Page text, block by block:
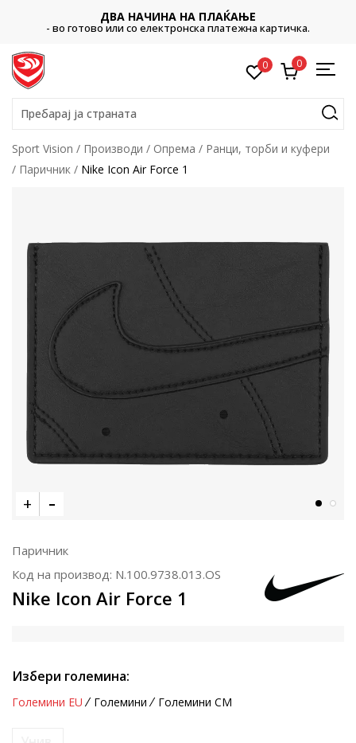
ДВА НАЧИНА НА ПЛАЌАЊЕ
- во готово или со електронска платежна картичка.
0 0
Пребарај ја страната
Sport Vision Производи Опрема
Ранци, торби и куфери
Паричник
Nike Icon Air Force 1
Паричник
Код на производ: N.100.9738.013.OS
Nike Icon Air Force 1
Избери големина:
Големини EU Големини Големини CM